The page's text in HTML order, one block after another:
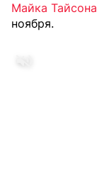
Майка Тайсона
ноября.